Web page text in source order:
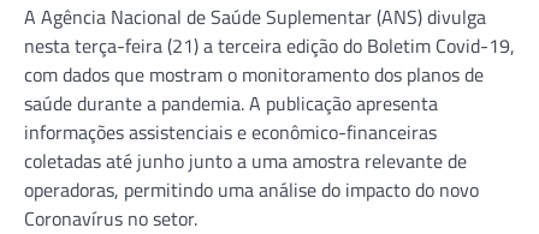
A Agência Nacional de Saúde Suplementar (ANS) divulga
nesta terça-feira (21) a terceira edição do Boletim Covid-19,
com dados que mostram o monitoramento dos planos de
saúde durante a pandemia. A publicação apresenta
informações assistenciais e econômico-financeiras
coletadas até junho junto a uma amostra relevante de
operadoras, permitindo uma análise do impacto do novo
Coronavírus no setor.